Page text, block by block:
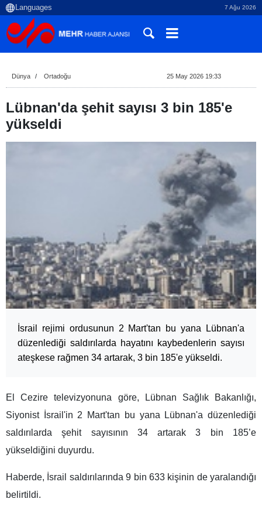
7 Ağu 2026
Dünya Ortadoğu 25 May 2026 19:33
Lübnan'da şehit sayısı 3 bin 185'e
yükseldi
İsrail rejimi ordusunun 2 Mart'tan bu yana Lübnan'a
düzenlediği saldırılarda hayatını kaybedenlerin sayısı
ateşkese rağmen 34 artarak, 3 bin 185'e yükseldi.
El Cezire televizyonuna göre, Lübnan Sağlık Bakanlığı,
Siyonist İsrail'in 2 Mart'tan bu yana Lübnan'a düzenlediği
saldırılarda şehit sayısının 34 artarak 3 bin 185’e
yükseldiğini duyurdu.
Haberde, İsrail saldırılarında 9 bin 633 kişinin de yaralandığı
belirtildi.